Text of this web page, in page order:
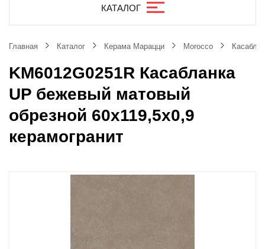
КАТАЛОГ
Главная Каталог Керама Марацци Morocco
KM6012G0251R Касабланка
UP бежевый матовый
обрезной 60x119,5x0,9
керамогранит